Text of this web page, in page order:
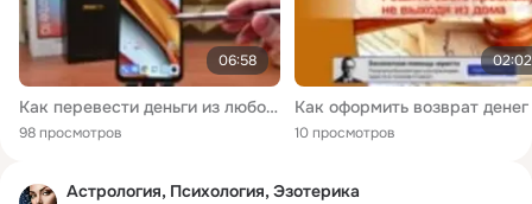
06:58
Как перевести деньги из любого банка в любой без КОМИССИИ. Как вывести деньги с QIWI без комиссии
98 просмотров
02:02
10 просмотров
Астрология, Психология, Эзотерика